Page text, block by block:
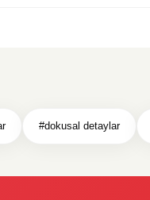
#dokusal detaylar